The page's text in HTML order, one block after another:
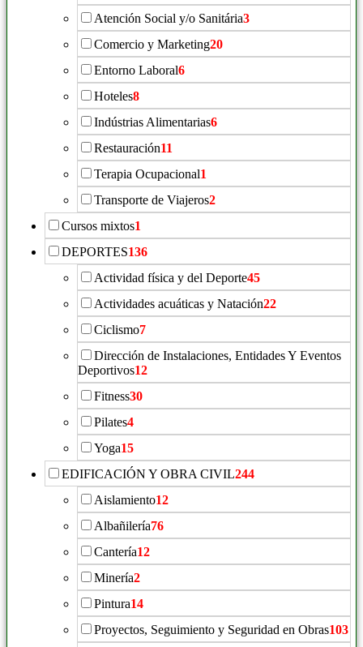
Atención Social y/o Sanitária3
Comercio y Marketing20
Entorno Laboral6
Hoteles8
Indústrias Alimentarias6
Restauración11
Terapia Ocupacional1
Transporte de Viajeros2
Cursos mixtos1
DEPORTES136
Actividad física y del Deporte45
Actividades acuáticas y Natación22
Ciclismo7
Dirección de Instalaciones, Entidades Y Eventos
Deportivos12
Fitness30
Pilates4
Yoga15
EDIFICACIÓN Y OBRA CIVIL244
Aislamiento12
Albañilería76
Cantería12
Minería2
Pintura14
Proyectos, Seguimiento y Seguridad en Obras103